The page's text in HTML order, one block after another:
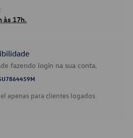
às 17h.
fazendo login na sua conta.
apenas para clientes logados.